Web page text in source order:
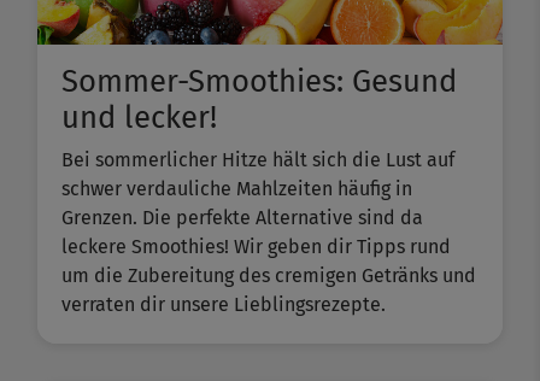
Sommer-Smoothies: Gesund
und lecker!
Bei sommerlicher Hitze hält sich die Lust auf
schwer verdauliche Mahlzeiten häufig in
Grenzen. Die perfekte Alternative sind da
leckere Smoothies! Wir geben dir Tipps rund
um die Zubereitung des cremigen Getränks und
verraten dir unsere Lieblingsrezepte.